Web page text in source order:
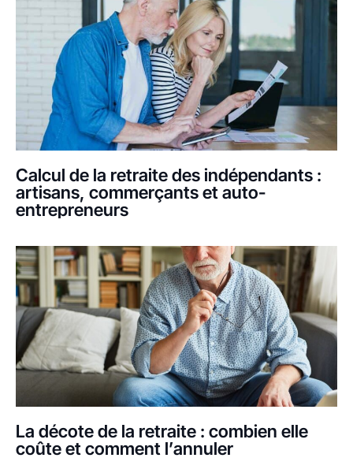
Calcul de la retraite des indépendants :
artisans, commerçants et auto-
entrepreneurs
La décote de la retraite : combien elle
coûte et comment l’annuler